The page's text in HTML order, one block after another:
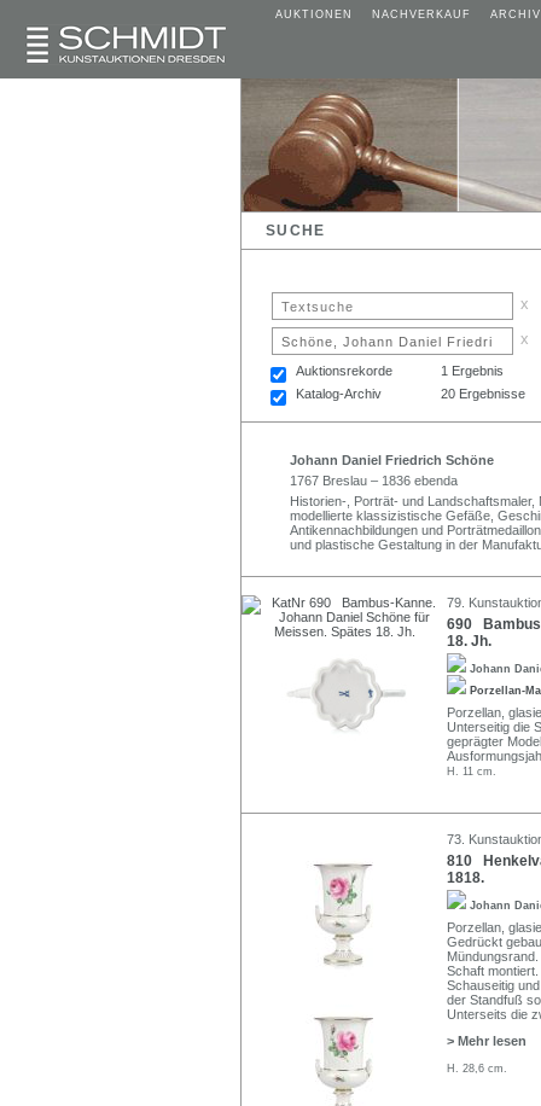
AUKTIONEN NACHVERKAUF ARCHIV
SUCHE
x
x
Auktionsrekorde
1 Ergebnis
Katalog-Archiv
20 Ergebnisse
Johann Daniel Friedrich Schöne
1767 Breslau – 1836 ebenda
Historien-, Porträt- und
modellierte klassizistische Gefäße,
Antikennachbildungen und
und plastische Gestaltung in der
79.
690
18. Jh.
Johann
Porzellan-
Porzellan,
Unterseitig die
geprägter
H. 11 cm.
73.
810
1818.
Johann
Porzellan,
Gedrückt
Schaft
Schauseitig
der Standfuß
Unterseits die
> Mehr lesen
H. 28,6 cm.